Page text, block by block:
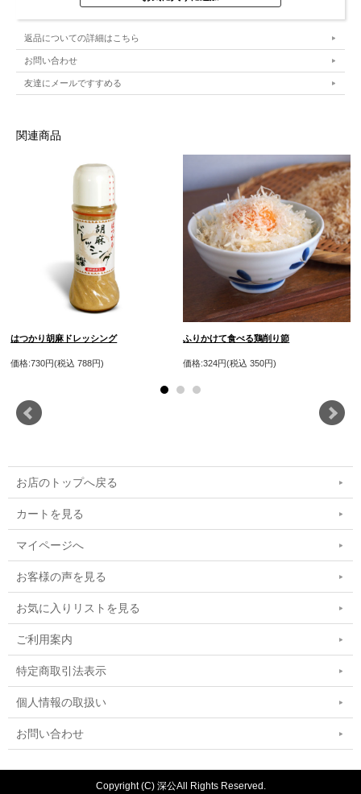
返品についての詳細はこちら
お問い合わせ
友達にメールですすめる
関連商品
はつかり胡麻ドレッシング
価格:730円(税込 788円)
ふりかけて食べる鶏削り節
価格:324円(税込 350円)
お店のトップへ戻る
カートを見る
マイページへ
お客様の声を見る
お気に入りリストを見る
ご利用案内
特定商取引法表示
個人情報の取扱い
お問い合わせ
Copyright (C) 深公All Rights Reserved.